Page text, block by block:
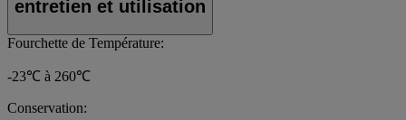
entretien et utilisation
Fourchette de Température:
-23℃ à 260℃
Conservation: